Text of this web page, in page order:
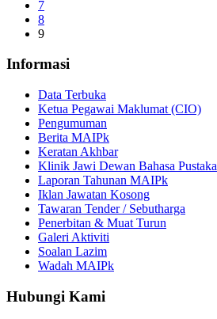
7
8
9
Informasi
Data Terbuka
Ketua Pegawai Maklumat (CIO)
Pengumuman
Berita MAIPk
Keratan Akhbar
Klinik Jawi Dewan Bahasa Pustaka
Laporan Tahunan MAIPk
Iklan Jawatan Kosong
Tawaran Tender / Sebutharga
Penerbitan & Muat Turun
Galeri Aktiviti
Soalan Lazim
Wadah MAIPk
Hubungi Kami